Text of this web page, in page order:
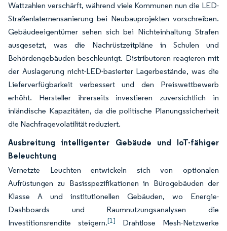
Wattzahlen verschärft, während viele Kommunen nun die LED-
Straßenlaternensanierung bei Neubauprojekten vorschreiben.
Gebäudeeigentümer sehen sich bei Nichteinhaltung Strafen
ausgesetzt, was die Nachrüstzeitpläne in Schulen und
Behördengebäuden beschleunigt. Distributoren reagieren mit
der Auslagerung nicht-LED-basierter Lagerbestände, was die
Lieferverfügbarkeit verbessert und den Preiswettbewerb
erhöht. Hersteller ihrerseits investieren zuversichtlich in
inländische Kapazitäten, da die politische Planungssicherheit
die Nachfragevolatilität reduziert.
Ausbreitung intelligenter Gebäude und IoT-fähiger
Beleuchtung
Vernetzte Leuchten entwickeln sich von optionalen
Aufrüstungen zu Basisspezifikationen in Bürogebäuden der
Klasse A und institutionellen Gebäuden, wo Energie-
Dashboards und Raumnutzungsanalysen die
Investitionsrendite steigern.[1]
Drahtlose Mesh-Netzwerke